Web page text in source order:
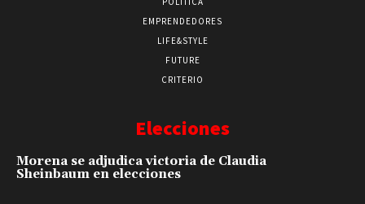
EMPRENDEDORES
LIFE&STYLE
FUTURE
CRITERIO
Elecciones
Morena se adjudica victoria de Claudia
Sheinbaum en elecciones